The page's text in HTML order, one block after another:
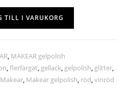
TILL I VARUKORG
, MAKEAR gelpolish
,flerfärgat, gellack, gelpolish, glitter,
Makear, Makear gelpolish, röd,vinröd